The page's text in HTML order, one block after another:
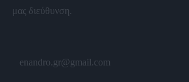
μας διεύθυνση.
enandro.gr@gmail.com